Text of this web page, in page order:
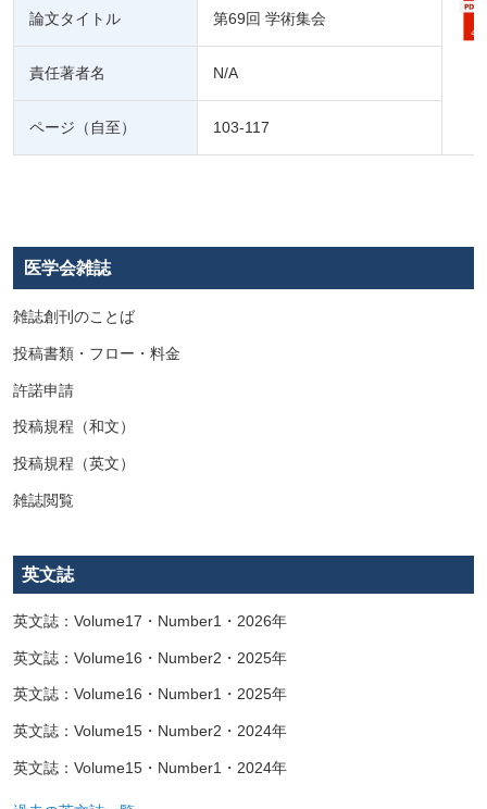
論文タイトル 第69回 学術集会
責任著者名 N/A
ページ（自至） 103-117
医学会雑誌
雑誌創刊のことば
投稿書類・フロー・料金
許諾申請
投稿規程（和文）
投稿規程（英文）
雑誌閲覧
英文誌
英文誌：Volume17・Number1・2026年
英文誌：Volume16・Number2・2025年
英文誌：Volume16・Number1・2025年
英文誌：Volume15・Number2・2024年
英文誌：Volume15・Number1・2024年